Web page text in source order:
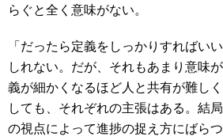
らぐと全く意味がない。
「だったら定義をしっかりすればい
しれない。だが、それもあまり意味
義が細かくなるほど人と共有が難し
しても、それぞれの主張はある。結
の視点によって進捗の捉え方にばらつ